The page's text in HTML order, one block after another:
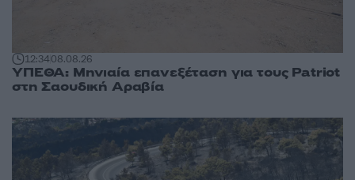
12:3408.08.26
ΥΠΕΘΑ: Μηνιαία επανεξέταση για τους Patriot
στη Σαουδική Αραβία